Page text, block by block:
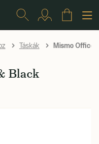
Táskák Mismo Office
Black